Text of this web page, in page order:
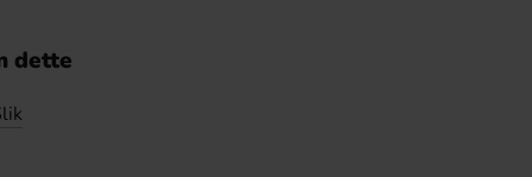
dette